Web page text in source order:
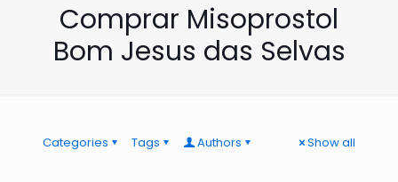
Comprar Misoprostol
Bom Jesus das Selvas
Categories Tags Authors Show all